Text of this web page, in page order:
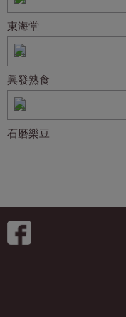
東海堂
興發熟食
石磨樂豆